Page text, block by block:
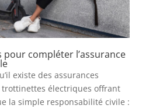
pour compléter l’assurance
existe des assurances
électriques offrant
la simple responsabilité civile :